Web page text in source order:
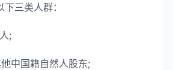
三类人群：
;
中国籍自然人股东;